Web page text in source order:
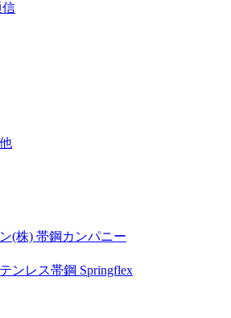
信
(株) 帯鋼カンパニー
ンレス帯鋼 Springflex